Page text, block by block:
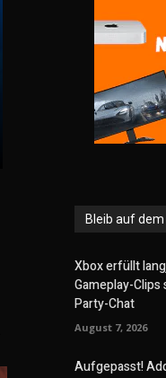
Bleib auf
Xbox erfüllt
Gameplay-
Party-Chat
August 7, 2026
Aufgepasst!